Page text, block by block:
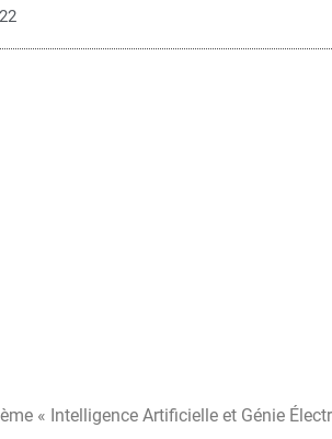
« Intelligence Artificielle et Génie